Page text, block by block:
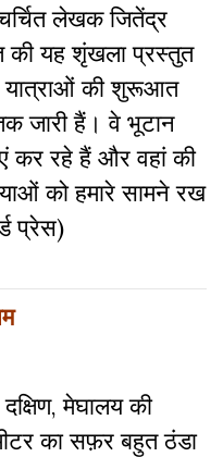
लेखक जितेंद्र
की यह शृंखला प्रस्तुत
यात्राओं की शुरूआत
जारी हैं। वे भूटान
कर रहे हैं और वहां की
को हमारे सामने रख
प्रेस)
मेघालय की
का सफ़र बहुत ठंडा